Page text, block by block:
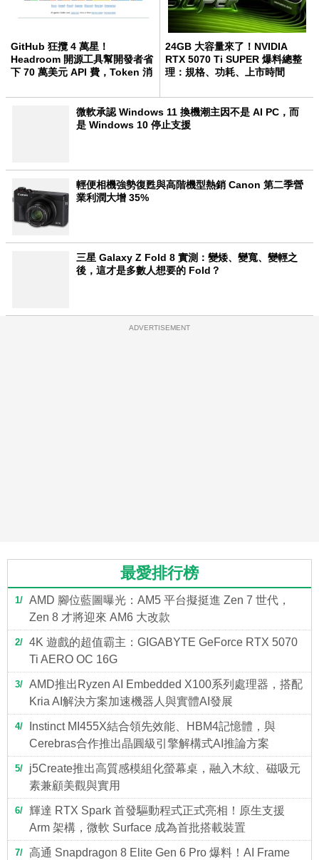
GitHub 狂攬 4 萬星！
Headroom 開源工具幫開發者省
下 70 萬美元 API 費，Token 消
24GB 大容量來了！NVIDIA
RTX 5070 Ti SUPER 爆料總整
理：規格、功耗、上市時間
微軟承認 Windows 11 換機潮主因不是 AI PC，而
是 Windows 10 停止支援
輕便相機強勢復甦與高階機型熱銷 Canon 第二季營
業利潤大增 35%
三星 Galaxy Z Fold 8 實測：變矮、變寬、變輕之
後，這才是多數人想要的 Fold？
ADVERTISEMENT
最愛排行榜
1
AMD 腳位藍圖曝光：AM5 平台擬挺進 Zen 7 世代，
Zen 8 才將迎來 AM6 大改款
2
4K 遊戲的超值霸主：GIGABYTE GeForce RTX 5070
Ti AERO OC 16G
3
AMD推出Ryzen AI Embedded X100系列處理器，搭配
Kria AI解決方案加速機器人與實體AI發展
4
Instinct MI455X結合領先效能、HBM4記憶體，與
Cerebras合作推出晶圓級引擎解構式AI推論方案
5
j5Create推出高質感模組化螢幕桌，融入木紋、磁吸元
素兼顧美觀與實用
6
輝達 RTX Spark 首發驅動程式正式亮相！原生支援
Arm 架構，微軟 Surface 成為首批搭載裝置
7 高通 Snapdragon 8 Elite Gen 6 Pro 爆料！AI Frame